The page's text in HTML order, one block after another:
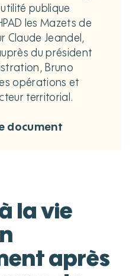
publique
les Mazets de
Claude Jeandel,
du président
Bruno
opérations et
territorial.
document
la vie
après